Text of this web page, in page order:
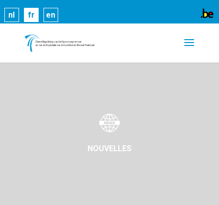
nl fr en
NOUVELLES
Les cookies nous permettent de vous proposer nos
services plus facilement. En utilisant nos services,
vous nous donnez expressément votre accord pour
exploiter ces cookies.